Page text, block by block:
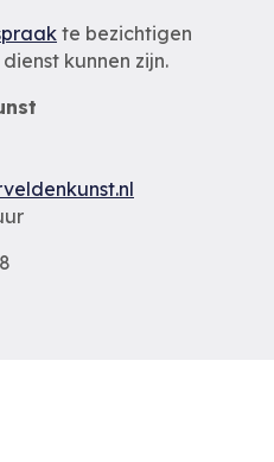
te bezichtigen
kunnen zijn.